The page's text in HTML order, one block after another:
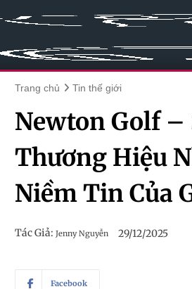
Trang chủ Tin thế giới
Newton Golf –
Thương Hiệu
Niềm Tin Của
Tác Giả: Jenny Nguyễn 29/12/2025
Facebook